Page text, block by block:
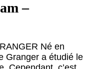
–
Né en
Granger a étudié le